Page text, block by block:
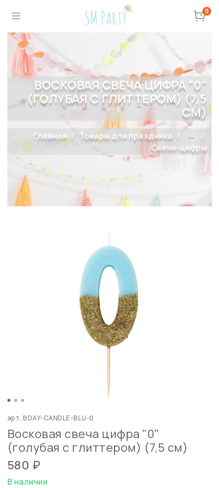
0
ВОСКОВАЯ СВЕЧА ЦИФРА "0"
(ГОЛУБАЯ С ГЛИТТЕРОМ) (7,5
СМ)
Главная Товары для праздника
...
Свечи-цифры
арт.BDAY-CANDLE-BLU-0
Восковая свеча цифра "0"
(голубая с глиттером) (7,5 см)
580 ₽
В наличии